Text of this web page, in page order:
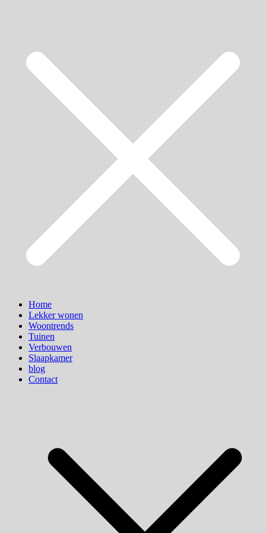
Home
Lekker wonen
Woontrends
Tuinen
Verbouwen
Slaapkamer
blog
Contact